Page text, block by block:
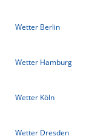
Wetter Berlin
Wetter Hamburg
Wetter Köln
Wetter Dresden